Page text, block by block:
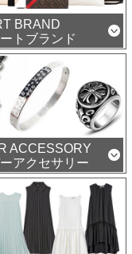
BRAND
トブランド
ACCESSORY
アクセサリー